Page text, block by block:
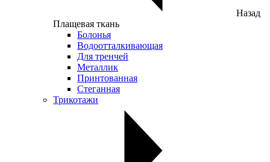
Назад
Плащевая ткань
Болонья
Водоотталкивающая
Для тренчей
Металлик
Принтованная
Стеганная
Трикотажи